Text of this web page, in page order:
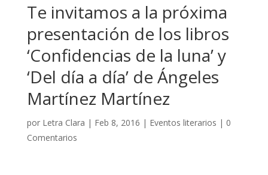
Te invitamos a la próxima
presentación de los libros
‘Confidencias de la luna’ y
‘Del día a día’ de Ángeles
Martínez Martínez
por Letra Clara | Feb 8, 2016 | Eventos literarios | 0
Comentarios